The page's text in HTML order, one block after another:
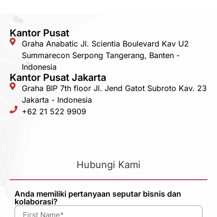
Kantor Pusat
Graha Anabatic Jl. Scientia Boulevard Kav U2
Summarecon Serpong Tangerang, Banten -
Indonesia
Kantor Pusat Jakarta
Graha BIP 7th floor Jl. Jend Gatot Subroto Kav. 23
Jakarta - Indonesia
+62 21 522 9909
Hubungi Kami
Anda memiliki pertanyaan seputar bisnis dan
kolaborasi?